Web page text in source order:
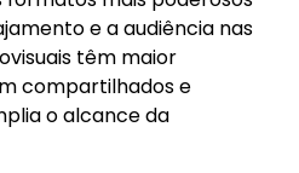
e a audiência nas
têm maior
compartilhados e
o alcance da